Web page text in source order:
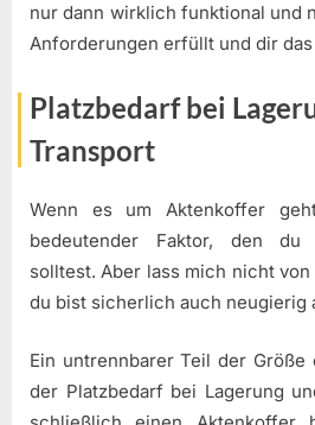
nur dann wirklich funktional und
Anforderungen erfüllt und dir
Platzbedarf bei
Transport
Wenn es um Aktenkoffer
bedeutender Faktor, den du
solltest. Aber lass mich nicht
du bist sicherlich auch neugierig
Ein untrennbarer Teil der
der Platzbedarf bei Lagerung